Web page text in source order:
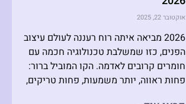
אוקטובר 22, 2025
2026 מביאה איתה רוח רעננה לעולם עיצוב
הפנים, כזו שמשלבת טכנולוגיה חכמה עם
חומרים קרובים לאדמה. הקו המוביל ברור:
פחות ראווה, יותר משמעות, פחות טריקים,